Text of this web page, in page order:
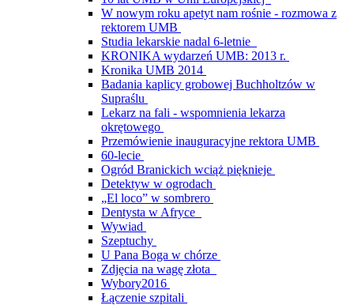
W nowym roku apetyt nam rośnie - rozmowa z
rektorem UMB
Studia lekarskie nadal 6-letnie
KRONIKA wydarzeń UMB: 2013 r.
Kronika UMB 2014
Badania kaplicy grobowej Buchholtzów w
Supraślu
Lekarz na fali - wspomnienia lekarza
okrętowego
Przemówienie inauguracyjne rektora UMB
60-lecie
Ogród Branickich wciąż pięknieje
Detektyw w ogrodach
„El loco” w sombrero
Dentysta w Afryce
Wywiad
Szeptuchy
U Pana Boga w chórze
Zdjęcia na wagę złota
Wybory2016
Łączenie szpitali